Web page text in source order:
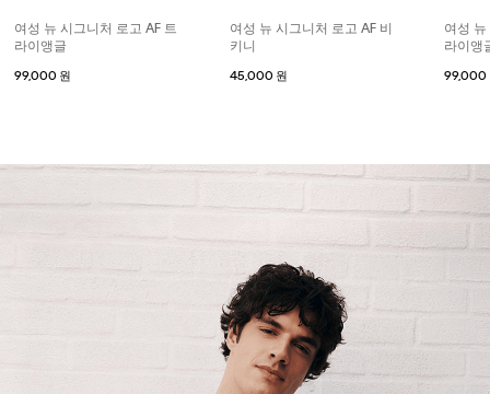
여성 뉴 시그니처 로고 AF 트
라이앵글
99,000 원
여성 뉴 시그니처 로고 AF 비
키니
45,000 원
여성
라이앵
99,000